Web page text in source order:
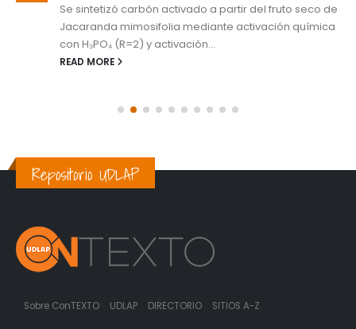
Se sintetizó carbón activado a partir del fruto seco de
Jacaranda mimosifolia mediante activación química
con H₃PO₄ (R=2) y activación...
READ MORE
Repositorio UDLAP
Sobre ConTEXTO UDLAP DIRECTORIO SITIOS A-Z